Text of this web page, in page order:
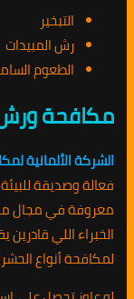
التبخير
رش المبيدات
الطعوم
مكافحة
الشركة الألمانية
فعالة وصديقة
معروفة في مجال
الخبراء اللي قادرين
لمكافحة أنواع